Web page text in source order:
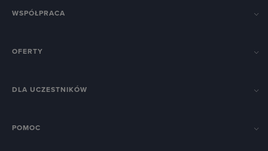
WSPÓŁPRACA
OFERTY
DLA UCZESTNIKÓW
POMOC